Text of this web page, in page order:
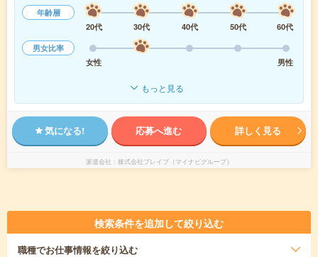
年齢層
20代
30代 40代 50代
60代
男女比率
女性
男性
もっと見る
気になる! 応募へ進む 詳しく見る
派遣会社 株式会社ブレイブ（マイナビグループ）
検索条件を追加して絞り込む
職種でお仕事情報を絞り込む